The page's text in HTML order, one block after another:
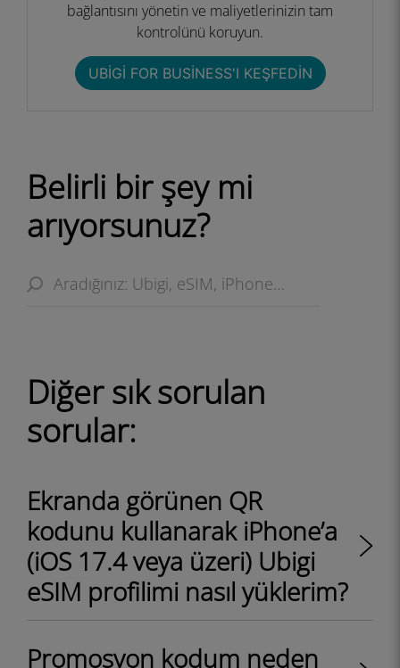
bağlantısını yönetin ve maliyetlerinizin tam
kontrolünü koruyun.
UBIGI FOR BUSINESS'I KEŞFEDIN
Belirli bir şey mi
arıyorsunuz?
Diğer sık ​​sorulan
sorular:
Ekranda görünen QR
kodunu kullanarak iPhone’a
(iOS 17.4 veya üzeri) Ubigi
eSIM profilimi nasıl yüklerim?
Promosyon kodum neden